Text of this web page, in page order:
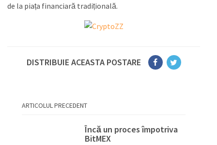
de la piața financiară tradițională.
DISTRIBUIE ACEASTA POSTARE
ARTICOLUL PRECEDENT
Încă un proces împotriva
BitMEX